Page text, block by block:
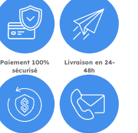
Paiement 100%
sécurisé
Livraison en 24-
48h